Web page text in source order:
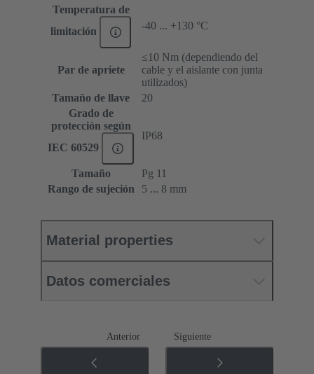
Temperatura de
limitación
-40 ... +130 °C
Par de apriete
≤10 Nm (dependiendo del
cable y el aislante con junta
utilizados)
Tamaño de llave
20
Grado de
protección según
IEC 60529
IP68
Tamaño
Pg 11
Rango de sujeción
5 ... 8 mm
Material properties
Datos comerciales
Anterior Siguiente